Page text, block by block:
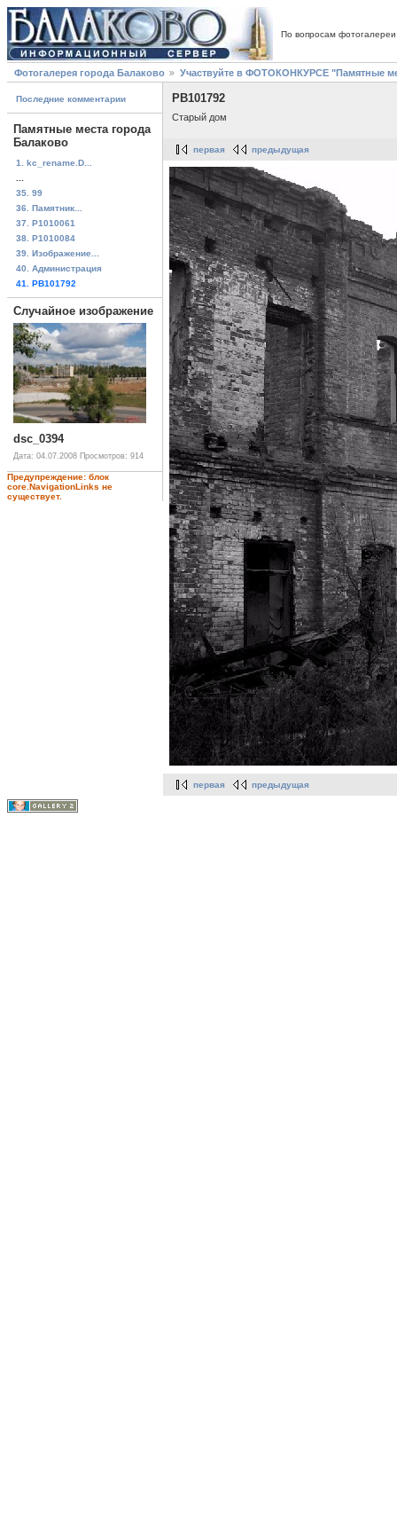
По вопросам
Фотогалерея города Балаково Участвуйте в ФОТОКОНКУРСЕ "Памятные
Последние комментарии
Памятные места города
Балаково
1. kc_rename.D...
35. 99
36. Памятник...
37. P1010061
38. P1010084
39. Изображение...
40. Администрация
41. PB101792
Случайное изображение
dsc_0394
Дата: 04.07.2008 Просмотров: 914
Предупреждение: блок
core.NavigationLinks не
существует.
PB101792
Старый дом
первая предыдущая
первая предыдущая